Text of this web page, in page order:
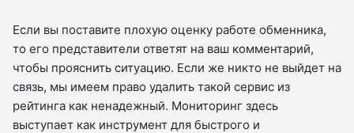
Если вы поставите плохую оценку работе обменника,
то его представители ответят на ваш комментарий,
чтобы прояснить ситуацию. Если же никто не выйдет на
связь, мы имеем право удалить такой сервис из
рейтинга как ненадежный. Мониторинг здесь
выступает как инструмент для быстрого и